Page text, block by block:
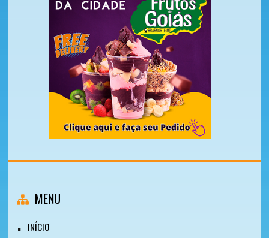
MENU
INÍCIO